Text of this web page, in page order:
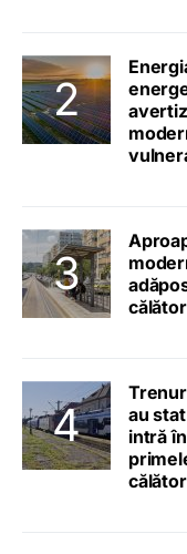
au
intră